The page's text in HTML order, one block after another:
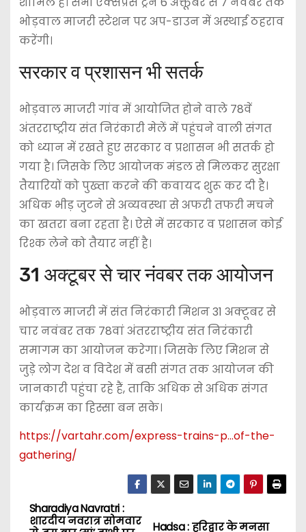
भोड़वाल माजरी स्टेशन पर अप-डाउन में अस्थाई ठहराव
करेंगी।
सरकार व प्रशासन भी सतर्क
भोड़वाल माजरी गांव में आयोजित होने वाले 78वें
अंतरराष्ट्रीय संत निरंकारी मेलें में पहुंचने वाली संगत
को ध्यान में रखते हुए सरकार व प्रशासन भी सतर्क हो
गया है। जिसके लिए आयोजक मंडल से मिलकर सुरक्षा
तैयारियों को पुख्ता करने की कवायद शुरू कर दी है।
अधिक भीड़ जुटने से अव्यवस्था से अफरी तफरी मचने
का खतरा बना रहता है। ऐसे में सरकार व प्रशासन कोई
रिश्क लेने को तैयार नहीं है।
31 अक्टूबर से चार नंवबर तक आयोजन
भोड़वाल माजरी में संत निरंकारी मिशन 31 अक्टूबर से
चार नवंबर तक 78वां अंतरराष्ट्रीय संत निरंकारी
समागम का आयोजन करेगा। जिसके लिए मिशन से
जुड़े लोग देश व विदेश में बसी संगत तक आयोजन की
जानकारी पहुंचा रहे हैं, ताकि अधिक से अधिक संगत
कार्यक्रम का हिस्सा बन सके।
https://vartahr.com/express-trains-p…of-the-
gathering/
P Hadsa : हरिद्वार के मनसा
Sharadiya Navratri :
शारदीय नवरात्र सोमवार